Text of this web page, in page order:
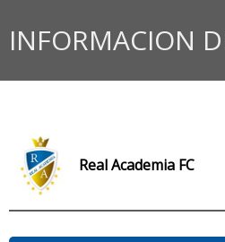
INFORMACION
Real Academia FC